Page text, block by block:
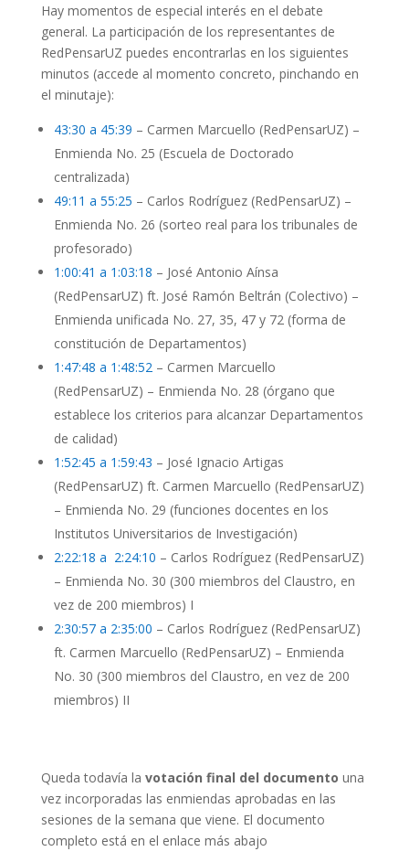
Hay momentos de especial interés en el debate
general. La participación de los representantes de
RedPensarUZ puedes encontrarlas en los siguientes
minutos (accede al momento concreto, pinchando en
el minutaje):
43:30 a 45:39 – Carmen Marcuello (RedPensarUZ) –
Enmienda No. 25 (Escuela de Doctorado
centralizada)
49:11 a 55:25 – Carlos Rodríguez (RedPensarUZ) –
Enmienda No. 26 (sorteo real para los tribunales de
profesorado)
1:00:41 a 1:03:18 – José Antonio Aínsa
(RedPensarUZ) ft. José Ramón Beltrán (Colectivo) –
Enmienda unificada No. 27, 35, 47 y 72 (forma de
constitución de Departamentos)
1:47:48 a 1:48:52– Carmen Marcuello
(RedPensarUZ) – Enmienda No. 28 (órgano que
establece los criterios para alcanzar Departamentos
de calidad)
1:52:45 a 1:59:43 – José Ignacio Artigas
(RedPensarUZ) ft. Carmen Marcuello (RedPensarUZ)
– Enmienda No. 29 (funciones docentes en los
Institutos Universitarios de Investigación)
2:22:18 a 2:24:10 – Carlos Rodríguez (RedPensarUZ)
– Enmienda No. 30 (300 miembros del Claustro, en
vez de 200 miembros) I
2:30:57 a 2:35:00 – Carlos Rodríguez (RedPensarUZ)
ft. Carmen Marcuello (RedPensarUZ) – Enmienda
No. 30 (300 miembros del Claustro, en vez de 200
miembros) II
Queda todavía la votación final del documento una
vez incorporadas las enmiendas aprobadas en las
sesiones de la semana que viene. El documento
completo está en el enlace más abajo